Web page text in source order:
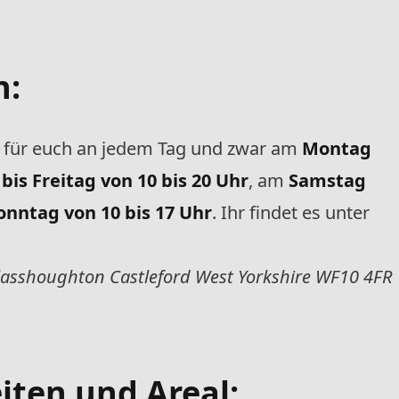
euch an jedem Tag und zwar am Montag
Freitag von 10 bis 20 Uhr, am Samstag
von 10 bis 17 Uhr. Ihr findet es unter
Castleford West Yorkshire WF10 4FR